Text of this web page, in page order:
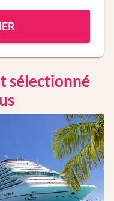
sélectionné